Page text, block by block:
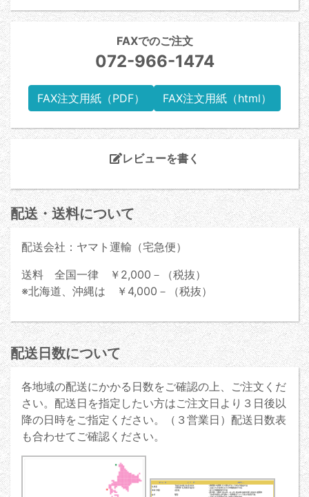
FAXでのご注文
072-966-1474
FAX注文用紙（PDF） FAX注文用紙（html）
レビューを書く
配送・送料について
配送会社：ヤマト運輸（宅急便）
送料 全国一律 ￥2,000－（税抜）
※北海道、沖縄は ￥4,000－（税抜）
配送日数について
各地域の配送にかかる日数をご確認の上、ご注文くだ
さい。配送日を指定したい方はご注文日より３日後以
降の日時をご指定ください。（３営業日）配送日数表
も合わせてご確認ください。